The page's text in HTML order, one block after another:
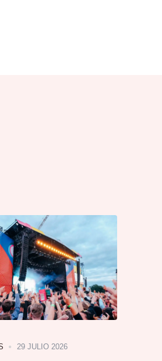
29 JULIO 2026